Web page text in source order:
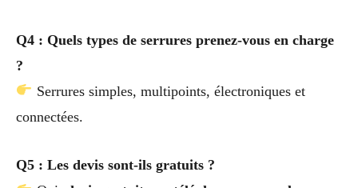
Q4 : Quels types de serrures prenez-vous en charge
?
Serrures simples, multipoints, électroniques et
connectées.
Q5 : Les devis sont-ils gratuits ?